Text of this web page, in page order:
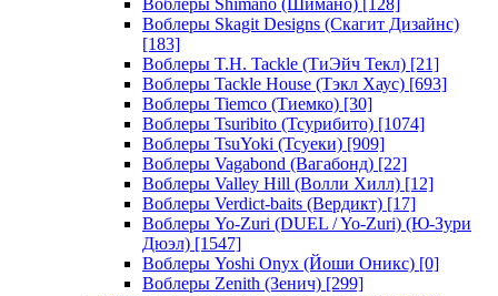
Воблеры Shimano (Шимано) [128]
Воблеры Skagit Designs (Скагит Дизайнс)
[183]
Воблеры T.H. Tackle (ТиЭйч Текл) [21]
Воблеры Tackle House (Тэкл Хаус) [693]
Воблеры Tiemco (Тиемко) [30]
Воблеры Tsuribito (Тсурибито) [1074]
Воблеры TsuYoki (Тсуеки) [909]
Воблеры Vagabond (Вагабонд) [22]
Воблеры Valley Hill (Волли Хилл) [12]
Воблеры Verdict-baits (Вердикт) [17]
Воблеры Yo-Zuri (DUEL / Yo-Zuri) (Ю-Зури
Дюэл) [1547]
Воблеры Yoshi Onyx (Йоши Оникс) [0]
Воблеры Zenith (Зенич) [299]